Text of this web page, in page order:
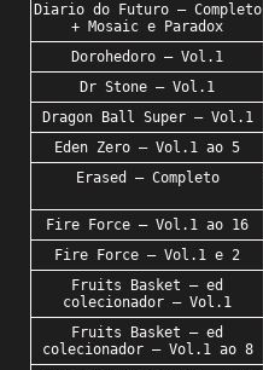
Diario do Futuro – Completo
+ Mosaic e Paradox
Dorohedoro – Vol.1
Dr Stone – Vol.1
Dragon Ball Super – Vol.1
Eden Zero – Vol.1 ao 5
Erased – Completo
Fire Force – Vol.1 ao 16
Fire Force – Vol.1 e 2
Fruits Basket – ed
colecionador – Vol.1
Fruits Basket – ed
colecionador – Vol.1 ao 8